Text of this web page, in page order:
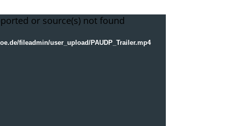
or source(s) not found
fileadmin/user_upload/PAUDP_Trailer.mp4